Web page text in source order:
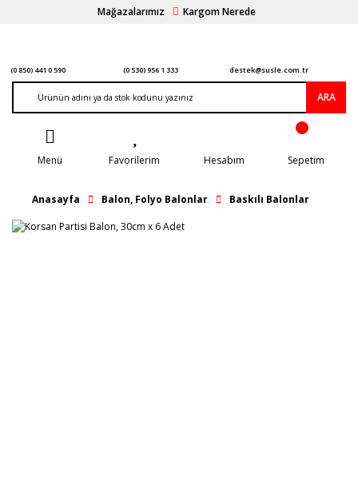
Mağazalarımız Kargom Nerede
(0 850) 441 0 590 (0 530) 956 1 333 destek@susle.com.tr
ARA
Menü Favorilerim Hesabım Sepetim
Anasayfa Balon, Folyo Balonlar Baskılı Balonlar